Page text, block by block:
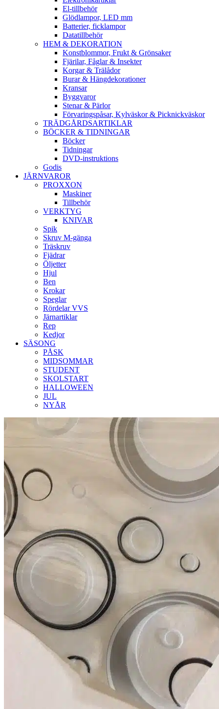
El-tillbehör
Glödlampor, LED mm
Batterier, ficklampor
Datatillbehör
HEM & DEKORATION
Konstblommor, Frukt & Grönsaker
Fjärilar, Fåglar & Insekter
Korgar & Trälådor
Burar & Hängdekorationer
Kransar
Byggvaror
Stenar & Pärlor
Förvaringspåsar, Kylväskor & Picknickväskor
TRÄDGÅRDSARTIKLAR
BÖCKER & TIDNINGAR
Böcker
Tidningar
DVD-instruktions
Godis
JÄRNVAROR
PROXXON
Maskiner
Tillbehör
VERKTYG
KNIVAR
Spik
Skruv M-gänga
Träskruv
Fjädrar
Öljetter
Hjul
Ben
Krokar
Speglar
Rördelar VVS
Järnartiklar
Rep
Kedjor
SÄSONG
PÅSK
MIDSOMMAR
STUDENT
SKOLSTART
HALLOWEEN
JUL
NYÅR